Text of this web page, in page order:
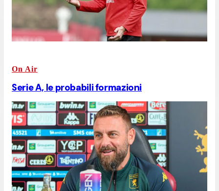
On Air
Serie A, le probabili formazioni